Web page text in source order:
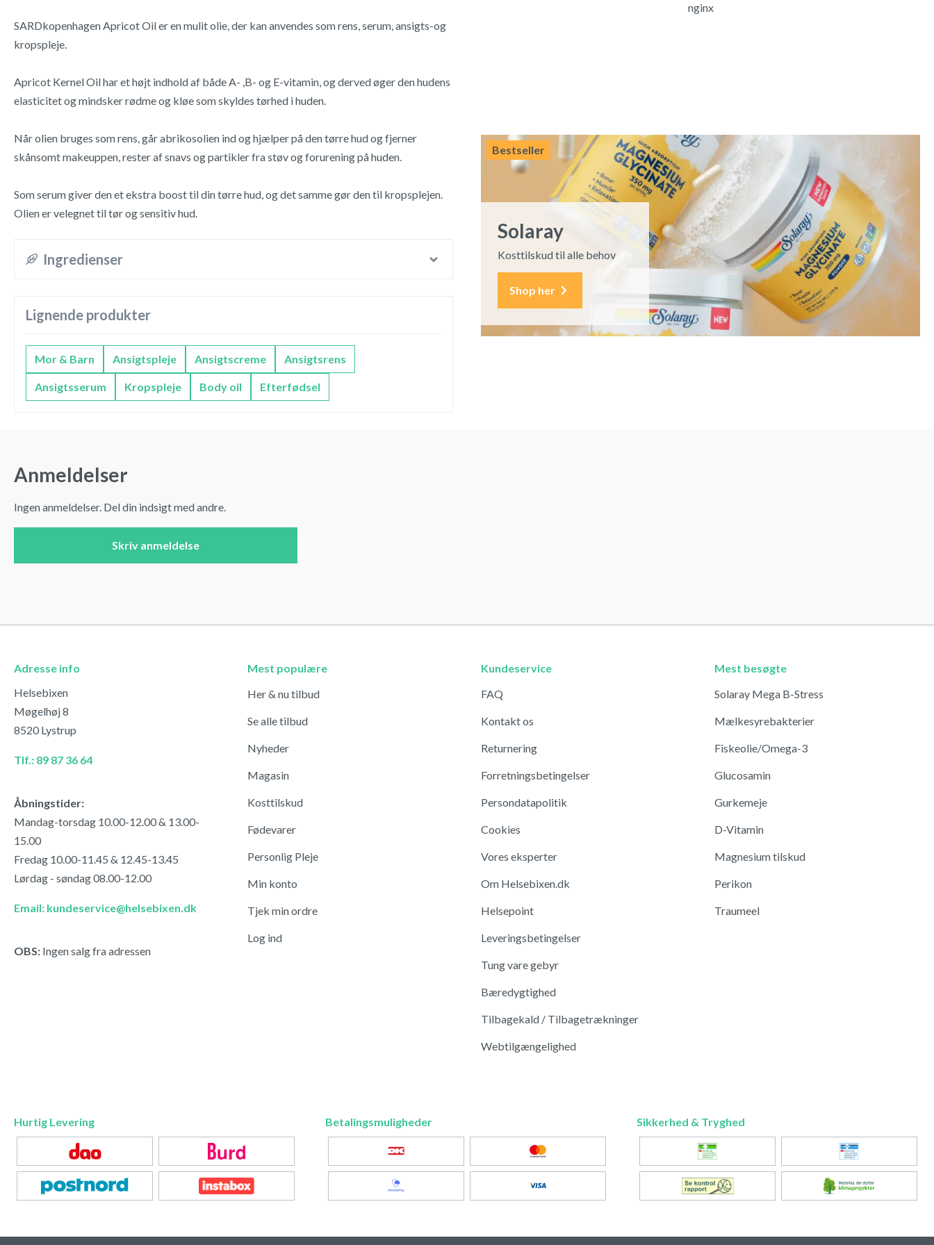
SARDkopenhagen Apricot Oil er en mulit olie, der kan anvendes som rens, serum, ansigts-og
kropspleje.
Apricot Kernel Oil har et højt indhold af både A- ,B- og E-vitamin, og derved øger den hudens
elasticitet og mindsker rødme og kløe som skyldes tørhed i huden.
Når olien bruges som rens, går abrikosolien ind og hjælper på den tørre hud og fjerner
skånsomt makeuppen, rester af snavs og partikler fra støv og forurening på huden.
Som serum giver den et ekstra boost til din tørre hud, og det samme gør den til kropsplejen.
Olien er velegnet til tør og sensitiv hud.
Ingredienser
Lignende produkter
Mor & Barn Ansigtspleje Ansigtscreme Ansigtsrens
Ansigtsserum Kropspleje Body oil Efterfødsel
nginx
Bestseller
Solaray
Kosttilskud til alle behov
Shop her
Anmeldelser
Ingen anmeldelser. Del din indsigt med andre.
Skriv anmeldelse
Adresse info
Helsebixen
Møgelhøj 8
8520 Lystrup
Tlf.: 89 87 36 64
Åbningstider:
Mandag-torsdag 10.00-12.00 & 13.00-
15.00
Fredag 10.00-11.45 & 12.45-13.45
Lørdag - søndag 08.00-12.00
Email: kundeservice@helsebixen.dk
OBS: Ingen salg fra adressen
Mest populære
Her & nu tilbud
Se alle tilbud
Nyheder
Magasin
Kosttilskud
Fødevarer
Personlig Pleje
Min konto
Tjek min ordre
Log ind
Kundeservice
FAQ
Kontakt os
Returnering
Forretningsbetingelser
Persondatapolitik
Cookies
Vores eksperter
Om Helsebixen.dk
Helsepoint
Leveringsbetingelser
Tung vare gebyr
Bæredygtighed
Tilbagekald / Tilbagetrækninger
Webtilgængelighed
Mest besøgte
Solaray Mega B-Stress
Mælkesyrebakterier
Fiskeolie/Omega-3
Glucosamin
Gurkemeje
D-Vitamin
Magnesium tilskud
Perikon
Traumeel
Hurtig Levering Betalingsmuligheder Sikkerhed & Tryghed